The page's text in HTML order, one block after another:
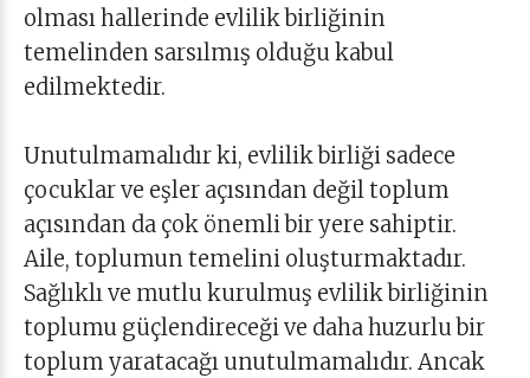
olması hallerinde evlilik birliğinin
temelinden sarsılmış olduğu kabul
edilmektedir.
Unutulmamalıdır ki, evlilik birliği sadece
çocuklar ve eşler açısından değil toplum
açısından da çok önemli bir yere sahiptir.
Aile, toplumun temelini oluşturmaktadır.
Sağlıklı ve mutlu kurulmuş evlilik birliğinin
toplumu güçlendireceği ve daha huzurlu bir
toplum yaratacağı unutulmamalıdır. Ancak